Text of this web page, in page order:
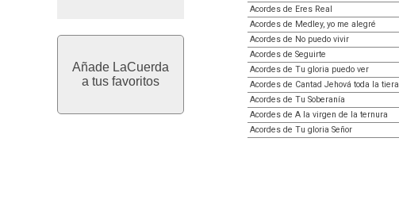
Añade LaCuerda
a tus favoritos
Acordes de Eres Real
Acordes de Medley, yo me alegré
Acordes de No puedo vivir
Acordes de Seguirte
Acordes de Tu gloria puedo ver
Acordes de Cantad Jehová toda la tiera
Acordes de Tu Soberanía
Acordes de A la virgen de la ternura
Acordes de Tu gloria Señor